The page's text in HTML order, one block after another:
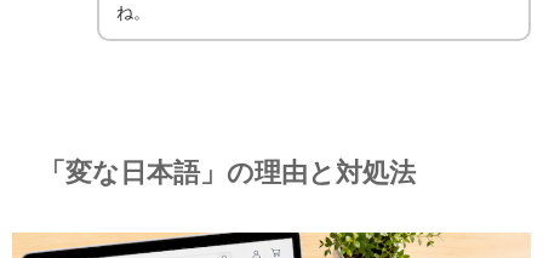
ね。
「変な日本語」の理由と対処法